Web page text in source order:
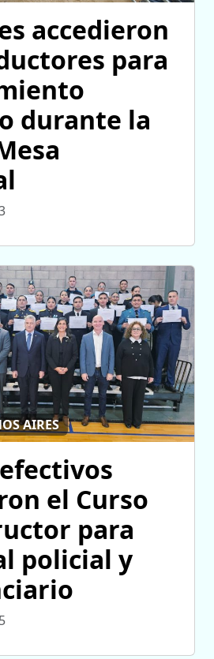
accedieron
para
durante la
AIRES
el Curso
para
policial y